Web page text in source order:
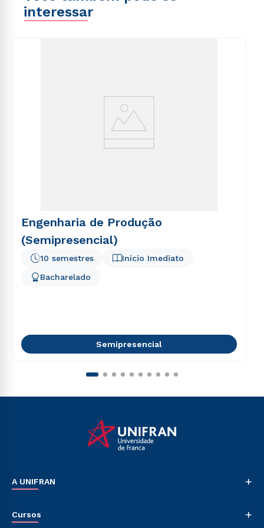
interessar
Engenharia de Produção
(Semipresencial)
Início Imediato
10 semestres
Bacharelado
Semipresencial
A UNIFRAN +
Sala de Imprensa
Cursos +